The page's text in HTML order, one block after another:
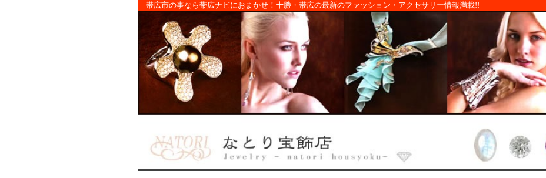
帯広市の事なら帯広ナビにおまかせ！十勝・帯広の最新のファッション・アクセサリー情報満載!!